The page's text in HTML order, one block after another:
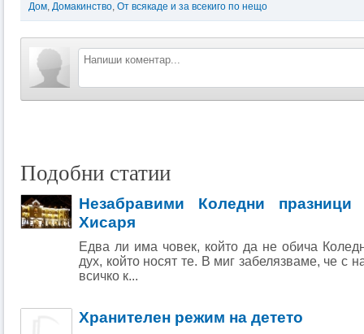
Дом, Домакинство, От всякаде и за всекиго по нещо
Подобни статии
Незабравими Коледни
Хисаря
Едва ли има човек, който да не обича
дух, който носят те. В миг забелязваме, че с
всичко к...
Хранителен режим на детето